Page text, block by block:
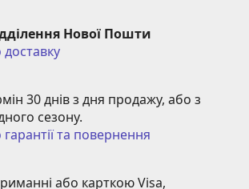
Нової Пошти
30 днів з дня продажу, або з
сезону.
та повернення
або карткою Visa,